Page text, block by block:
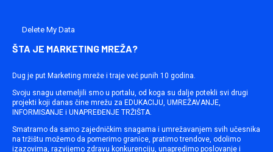
Delete My Data
ŠTA JE MARKETING MREŽA?
Dug je put Marketing mreže i traje već punih 10 godina.
Svoju snagu utemeljili smo u portalu, od koga su dalje potekli svi drugi
projekti koji danas čine mrežu za EDUKACIJU, UMREŽAVANJE,
INFORMISANJE i UNAPREĐENJE TRŽIŠTA.
Smatramo da samo zajedničkim snagama i umrežavanjem svih učesnika
na tržištu možemo da pomerimo granice, pratimo trendove, odolimo
izazovima, razvijemo zdravu konkurenciju, unapredimo poslovanje i